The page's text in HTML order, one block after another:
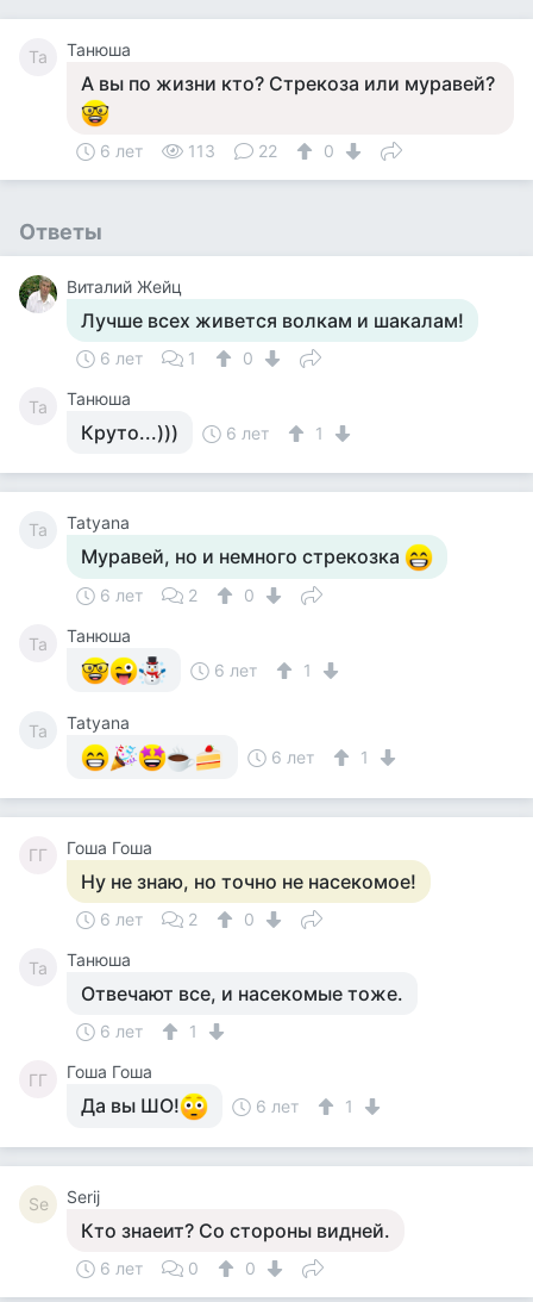
Та Танюша
А вы по жизни кто? Стрекоза или муравей?
6 лет 113 22 0
Ответы
Виталий Жейц
Лучше всех живется волкам и шакалам!
6 лет 1 0
Та Танюша
Круто...))) 6 лет 1
Ta Tatyana
Муравей, но и немного стрекозка
6 лет 2 0
Та
Танюша
6 лет
1
Ta
Tatyana
6 лет
1
ГГ Гоша Гоша
Ну не знаю, но точно не насекомое!
6 лет 2 0
Та Танюша
Отвечают все, и насекомые тоже.
6 лет 1
ГГ Гоша Гоша
Да вы ШО! 6 лет 1
Se Serij
Кто знаеит? Со стороны видней.
6 лет 0 0